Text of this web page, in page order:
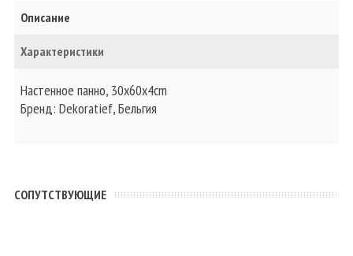
Описание
Характеристики
Настенное панно, 30x60x4cm
Бренд: Dekoratief, Бельгия
CОПУТСТВУЮЩИЕ